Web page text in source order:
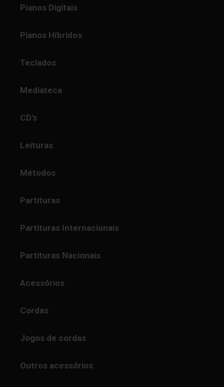
Pianos Digitais
Pianos Híbridos
Teclados
Mediateca
CD's
Leituras
Métodos
Partituras
Partituras Internacionais
Partituras Nacionais
Acessórios
Cordas
Jogos de cordas
Outros acessórios